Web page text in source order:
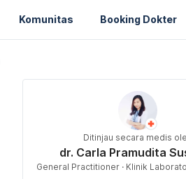
Komunitas Booking Dokter
Ditinjau secara medis
dr. Carla Pramudita
General Practitioner · Klinik